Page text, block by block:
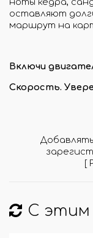
оставляют
маршрут на
Включи
Скорость.
[
С этим